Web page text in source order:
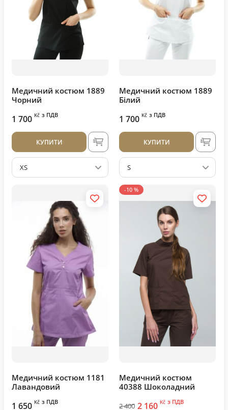
Медичний костюм 1889
Чорний
1 700 Kč з ПДВ
КУПИТИ
XS
Медичний костюм 1889
Білий
1 700 Kč з ПДВ
КУПИТИ
S
Медичний костюм 1181
Лавандовий
1 650 Kč з ПДВ
-10 %
Медичний костюм
40388 Шоколадний
2 400 2 160 Kč з ПДВ